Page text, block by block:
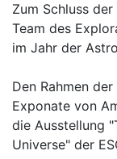
Zum Schluss
Team des
im Jahr der
Den Rahmen
Exponate von
die Ausstellung
Universe" der